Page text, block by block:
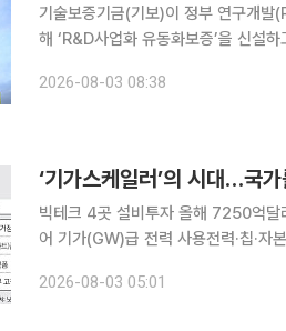
기술보증기금(기보)이 정부 연구개발
해 ‘R&D사업화 유동화보증’을 신설
2026-08-03 08:38
‘기가스케일러’의 시대…국
빅테크 4곳 설비투자 올해 7250억달
어 기가(GW)급 전력 사용전력·칩·자
있다. 거대 기술기업들이 GW(기가와
2026-08-03 05:01